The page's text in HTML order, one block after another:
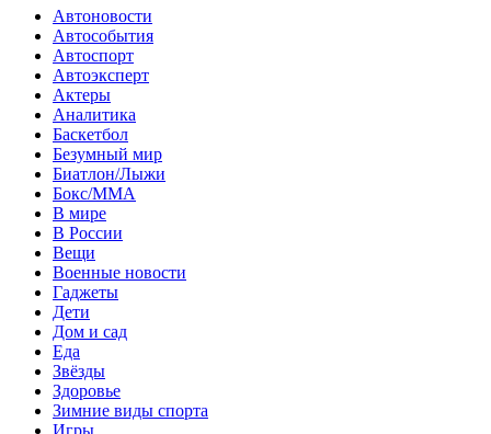
Автоновости
Автособытия
Автоспорт
Автоэксперт
Актеры
Аналитика
Баскетбол
Безумный мир
Биатлон/Лыжи
Бокс/MMA
В мире
В России
Вещи
Военные новости
Гаджеты
Дети
Дом и сад
Еда
Звёзды
Здоровье
Зимние виды спорта
Игры